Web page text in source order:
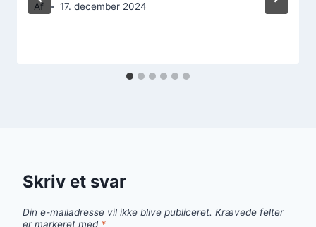
Af 17. december 2024
Skriv et svar
Din e-mailadresse vil ikke blive publiceret. Krævede felter
er markeret med *